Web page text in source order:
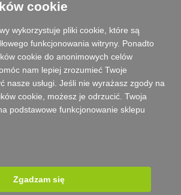
fachową poradą
rozpatrywane w ciągu 24 godzin
w magazynie
cookie
wykorzystuje pliki cookie, które są
funkcjonowania witryny. Ponadto
cookie do anonimowych celów
nam lepiej zrozumieć Twoje
nasze usługi. Jeśli nie wyrażasz zgody na
cookie, możesz je odrzucić. Twoja
podstawowe funkcjonowanie sklepu
Zgadzam się